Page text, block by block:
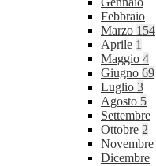
Febbraio
Marzo 154
Aprile 1
Maggio 4
Giugno 69
Luglio 3
Agosto 5
Settembre
Ottobre 2
Novembre
Dicembre